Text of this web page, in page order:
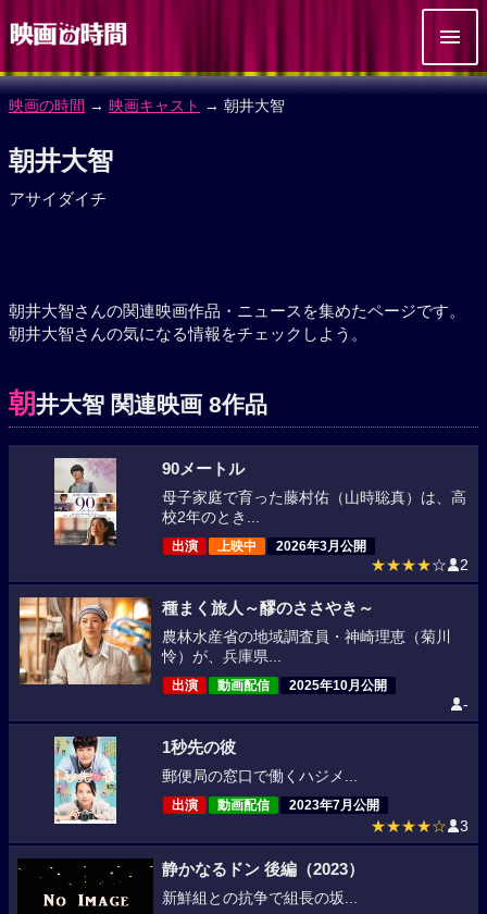
映画の時間 → 映画キャスト → 朝井大智
朝井大智
アサイダイチ
朝井大智さんの関連映画作品・ニュースを集めたページです。
朝井大智さんの気になる情報をチェックしよう。
朝井大智 関連映画 8作品
90メートル
母子家庭で育った藤村佑（山時聡真）は、高
校2年のとき...
出演 上映中 2026年3月公開
★★★★☆ 2
種まく旅人～醪のささやき～
農林水産省の地域調査員・神崎理恵（菊川
怜）が、兵庫県...
出演 動画配信 2025年10月公開
-
1秒先の彼
郵便局の窓口で働くハジメ...
出演 動画配信 2023年7月公開
★★★★☆ 3
静かなるドン 後編（2023）
新鮮組との抗争で組長の坂...